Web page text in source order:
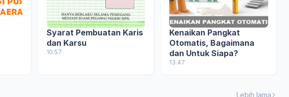
Syarat Pembuatan Karis
dan Karsu
10.57
Kenaikan Pangkat
Otomatis, Bagaimana
dan Untuk Siapa?
13.47
Lebih lama